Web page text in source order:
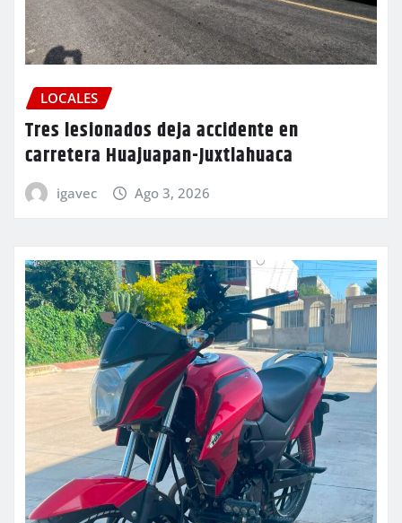
LOCALES
Tres lesionados deja accidente en
carretera Huajuapan-Juxtlahuaca
igavec Ago 3, 2026